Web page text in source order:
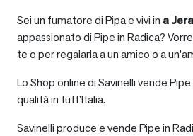
Sei un fumatore di Pipa e vivi in a
appassionato di Pipe in Radica?
te o per regalarla a un amico o a
Lo Shop online di Savinelli vende
qualità in tutt’Italia.
Savinelli produce e vende Pipe in